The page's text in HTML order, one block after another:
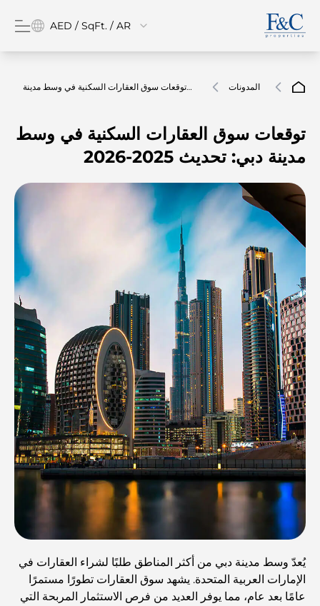
AED / SqFt. / AR
المدونات
توقعات سوق العقارات السكنية في وسط مدينة
توقعات سوق العقارات السكنية في وسط
مدينة دبي: تحديث 2025-2026
يُعدّ وسط مدينة دبي من أكثر المناطق طلبًا لشراء العقارات في
الإمارات العربية المتحدة. يشهد سوق العقارات تطورًا مستمرًا
عامًا بعد عام، مما يوفر العديد من فرص الاستثمار المربحة التي